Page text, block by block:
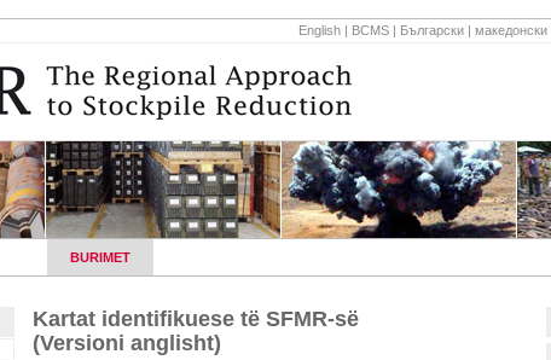
English | BCMS | Български | македонски
BURIMET
Kartat identifikuese të SFMR-së
(Versioni anglisht)